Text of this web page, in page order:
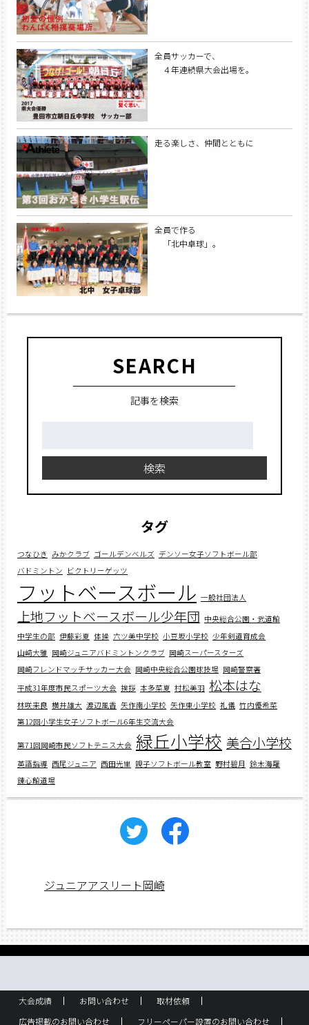
全員サッカーで、
４年連続県大会出場を。
走る楽しさ、仲間とともに
全員で作る
「北中卓球」。
SEARCH
記事を検索
検索
タグ
つなひき みかクラブ ゴールデンベルズ デンソー女子ソフトボール部
バドミントン ビクトリーゲッツ
フットベースボール 一般社団法人
上地フットベースボール少年団 中央総合公園・武道館
中学生の部 伊藤彩夏 体操 六ツ美中学校 小豆坂小学校 少年剣道育成会
山﨑大雅 岡崎ジュニアバドミントンクラブ 岡崎スーパースターズ
岡崎フレンドマッチサッカー大会 岡崎中央総合公園球技場 岡崎警察署
平成31年度市民スポーツ大会 挨拶 本多菜夏 村松美羽 松本はな
林咲来良 横井雄大 渡辺風香 矢作南小学校 矢作東小学校 礼儀 竹内優希菜
第12回小学生女子ソフトボール6年生交流大会
第71回岡崎市民ソフトテニス大会 緑丘小学校 美合小学校
英語指導 西尾ジュニア 西田光里 親子ソフトボール教室 野村碧月 鈴木海羅
錬心館道場
ジュニアアスリート岡崎
大会成績 お問い合わせ
取材依頼
広告掲載のお問い合わせ
フリーペーパー設置のお問い合わせ